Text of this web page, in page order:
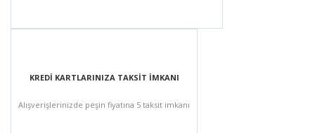
KREDİ KARTLARINIZA TAKSİT İMKANI
Alışverişlerinizde peşin fiyatına 5 taksit imkanı